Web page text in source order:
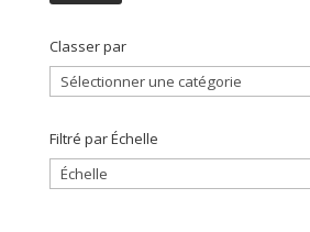
Classer par
Filtré par Échelle